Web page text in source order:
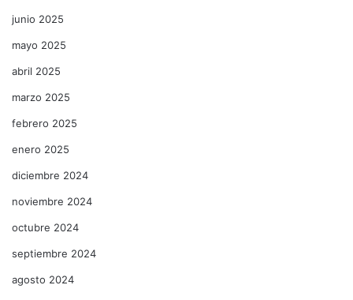
junio 2025
mayo 2025
abril 2025
marzo 2025
febrero 2025
enero 2025
diciembre 2024
noviembre 2024
octubre 2024
septiembre 2024
agosto 2024